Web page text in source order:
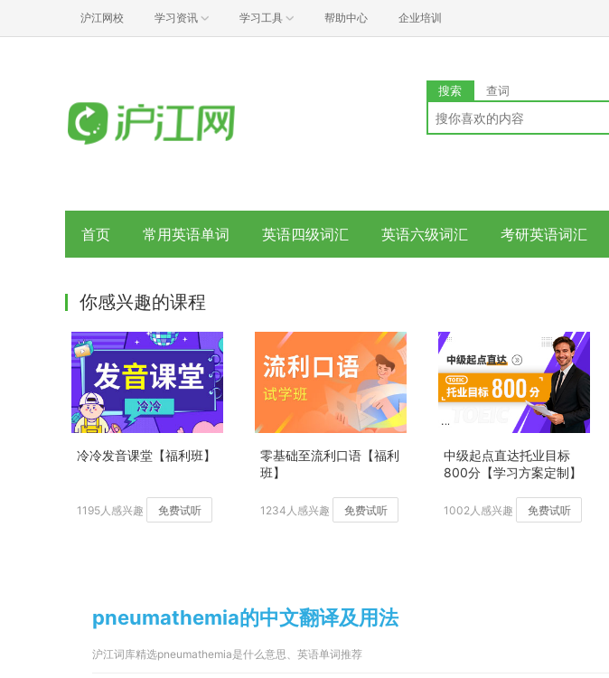
沪江网校 学习资讯 学习工具 帮助中心 企业培训
搜索 查词
首页 常用英语单词 英语四级词汇 英语六级词汇 考研英语词汇
你感兴趣的课程
冷冷发音课堂【福利班】
1195人感兴趣 免费试听
零基础至流利口语【福利
班】
1234人感兴趣 免费试听
中级起点直达托业目标
800分【学习方案定制】
1002人感兴趣 免费试听
pneumathemia的中文翻译及用法
沪江词库精选pneumathemia是什么意思、英语单词推荐